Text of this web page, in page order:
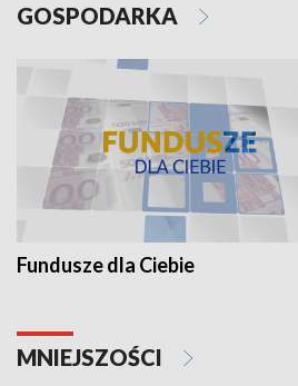
GOSPODARKA
Fundusze dla Ciebie
MNIEJSZOŚCI